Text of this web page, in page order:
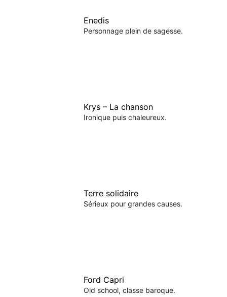
Enedis
Personnage plein de sagesse.
Krys – La chanson
Ironique puis chaleureux.
Terre solidaire
Sérieux pour grandes causes.
Ford Capri
Old school, classe baroque.